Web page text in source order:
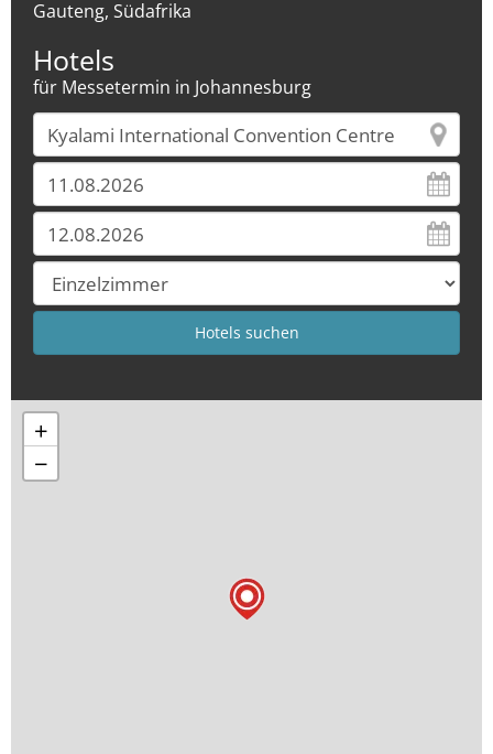
Gauteng, Südafrika
Hotels
für Messetermin in Johannesburg
+
−